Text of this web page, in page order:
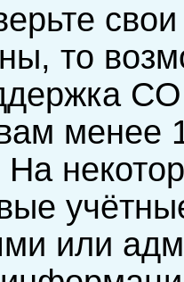
то
менее
На
или